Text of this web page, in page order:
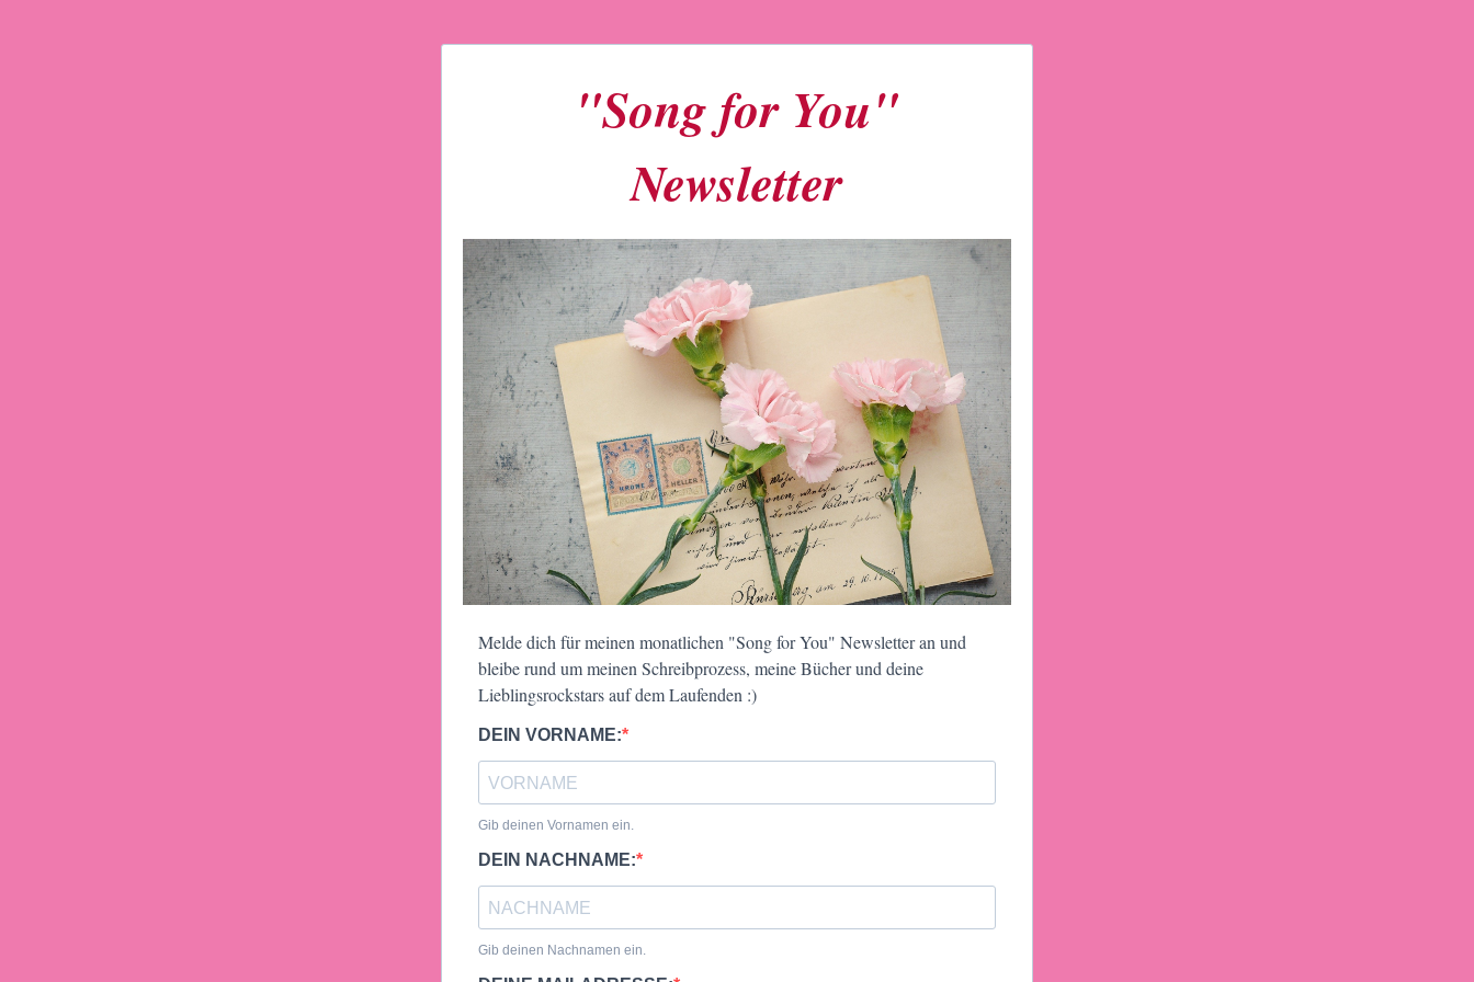
"Song for You"
Newsletter
Melde dich für meinen monatlichen "Song for You" Newsletter an und
bleibe rund um meinen Schreibprozess, meine Bücher und deine
Lieblingsrockstars auf dem Laufenden :)
DEIN VORNAME:
Gib deinen Vornamen ein.
DEIN NACHNAME:
Gib deinen Nachnamen ein.